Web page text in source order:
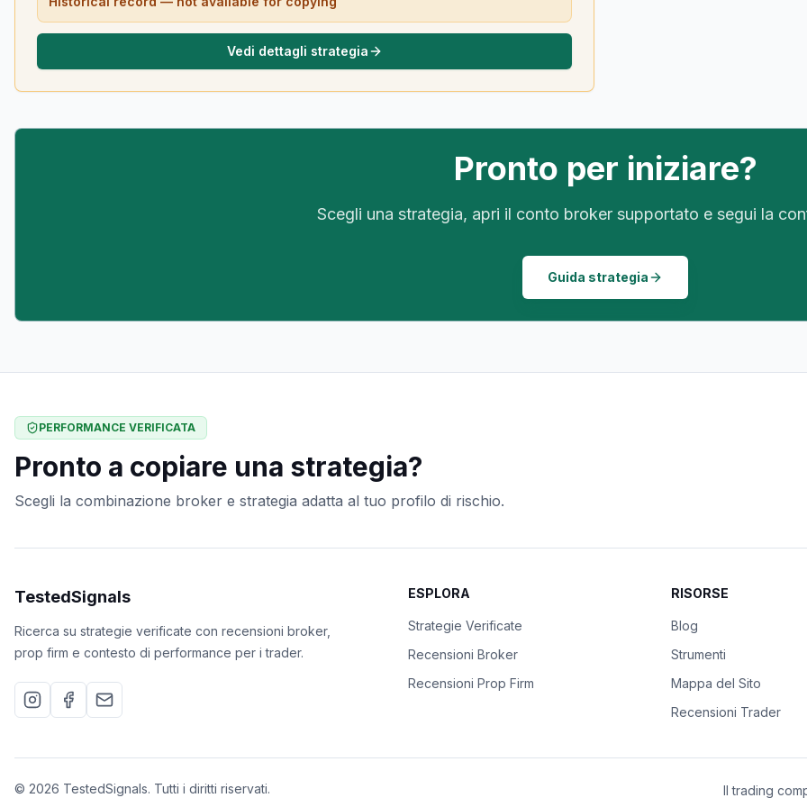
Vedi dettagli strategia
Pronto per iniziare?
Scegli una strategia, apri il conto broker supportato e segui la
Guida strategia
PERFORMANCE VERIFICATA
Pronto a copiare una strategia?
Scegli la combinazione broker e strategia adatta al tuo profilo di rischio.
TestedSignals
Ricerca su strategie verificate con recensioni broker,
prop firm e contesto di performance per i trader.
ESPLORA
Strategie Verificate
Recensioni Broker
Recensioni Prop Firm
RISORSE
Blog
Strumenti
Mappa del Sito
Recensioni Trader
© 2026 TestedSignals. Tutti i diritti riservati. Il trading